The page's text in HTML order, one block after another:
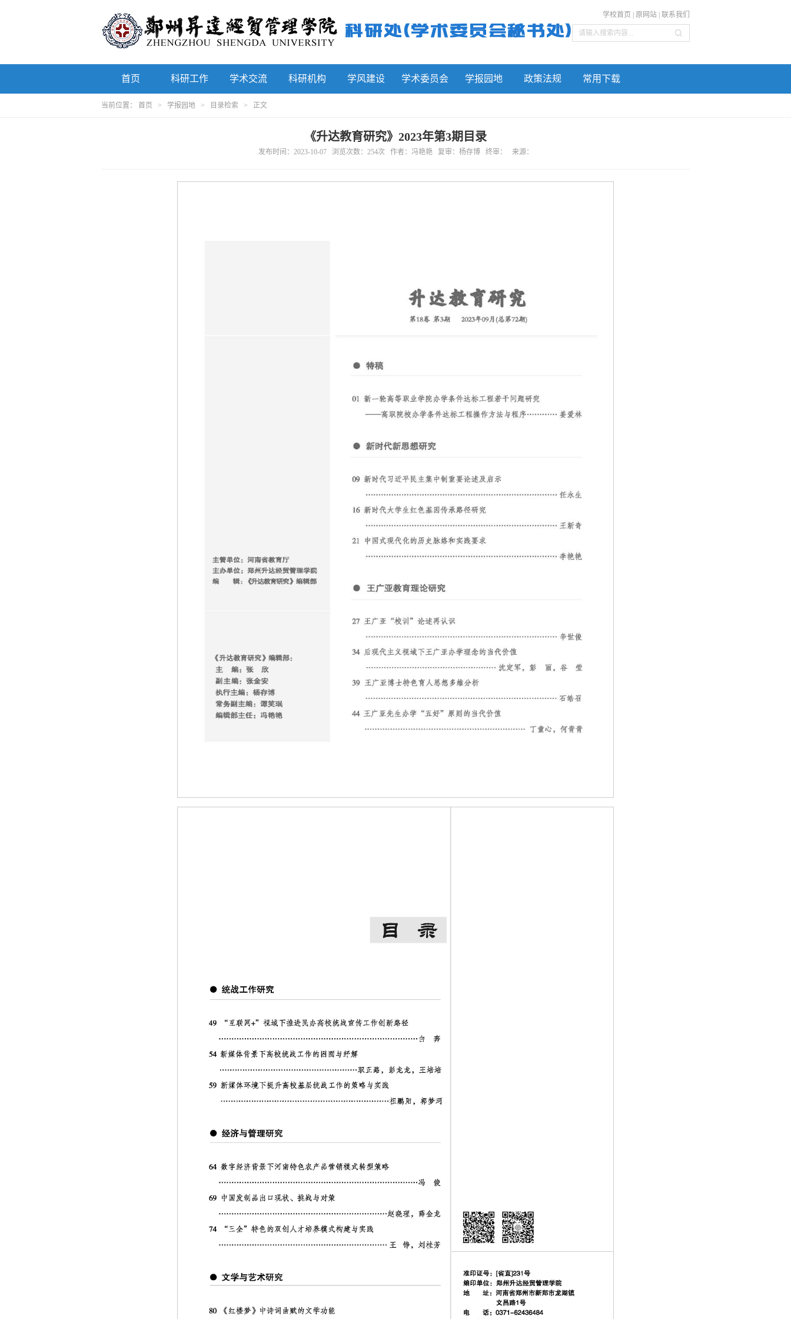
学校首页 原网站 联系我们
首页 科研工作 学术交流 科研机构 学风建设 学术委员会 学报园地 政策法规 常用下载
当前位置： 首页 > 学报园地 > 目录检索 > 正文
《升达教育研究》2023年第3期目录
发布时间：2023-10-07 浏览次数： 254次 作者：冯艳艳 复审：杨存博 终审： 来源：